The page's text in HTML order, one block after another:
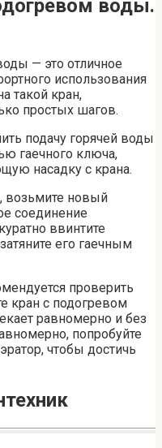
воды.
— это отличное
использования
такой кран,
простых шагов.
подачу горячей воды
гаечного ключа,
насадку с крана.
возьмите новый
соединение
ввинтите
его гаечным
проверить
кран с подогревом
равномерно и без
попробуйте
чтобы достичь